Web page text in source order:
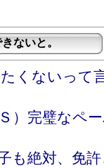
ないと。
くないって
）完璧なペ
も絶対、免